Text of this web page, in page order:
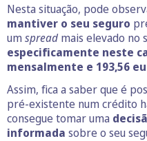
Nesta situação, pode
mantiver o seu seguro
um spread mais elevado no
especificamente neste
mensalmente e 193,56
Assim, fica a saber que é
pré-existente num crédito
consegue tomar uma
informada sobre o seu